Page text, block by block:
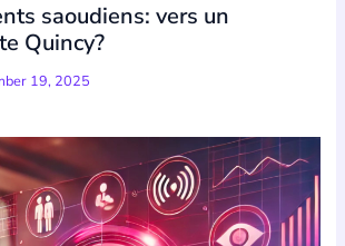
saoudiens: vers un
Quincy?
19, 2025